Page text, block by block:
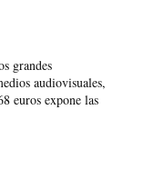
grandes
audiovisuales,
euros expone las